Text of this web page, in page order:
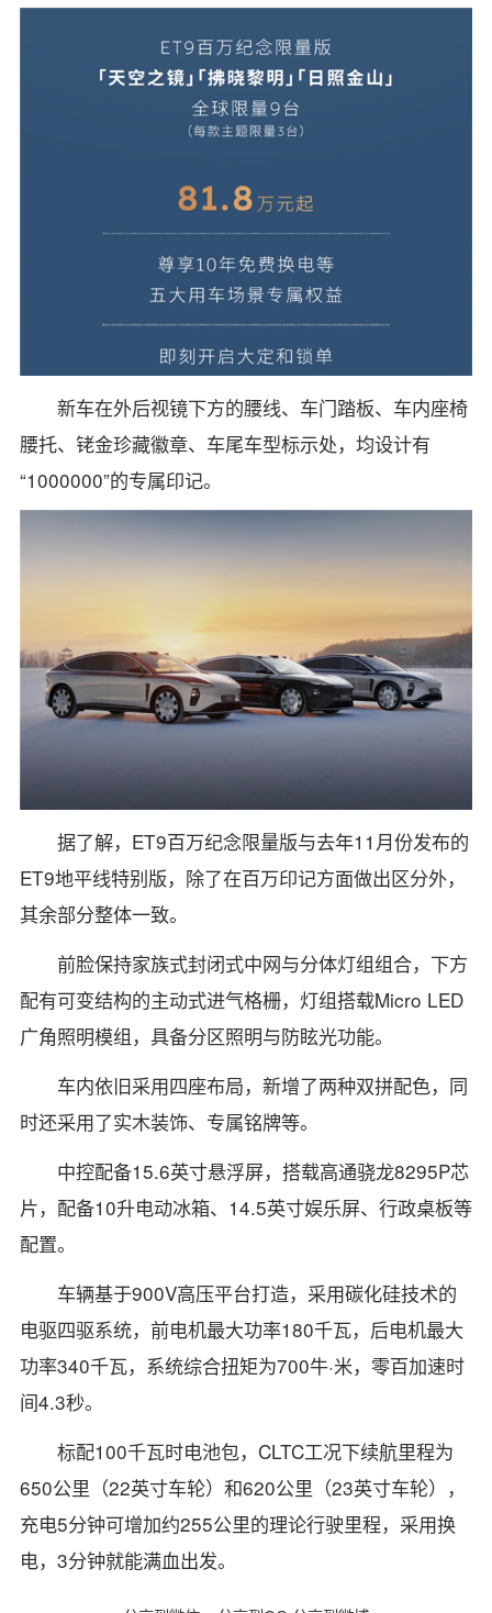
新车在外后视镜下方的腰线、车门踏板、车内座椅
腰托、铑金珍藏徽章、车尾车型标示处，均设计有
“1000000”的专属印记。
据了解，ET9百万纪念限量版与去年11月份发布的
ET9地平线特别版，除了在百万印记方面做出区分外，
其余部分整体一致。
前脸保持家族式封闭式中网与分体灯组组合，下方
配有可变结构的主动式进气格栅，灯组搭载Micro LED
广角照明模组，具备分区照明与防眩光功能。
车内依旧采用四座布局，新增了两种双拼配色，同
时还采用了实木装饰、专属铭牌等。
中控配备15.6英寸悬浮屏，搭载高通骁龙8295P芯
片，配备10升电动冰箱、14.5英寸娱乐屏、行政桌板等
配置。
车辆基于900V高压平台打造，采用碳化硅技术的
电驱四驱系统，前电机最大功率180千瓦，后电机最大
功率340千瓦，系统综合扭矩为700牛·米，零百加速时
间4.3秒。
标配100千瓦时电池包，CLTC工况下续航里程为
650公里（22英寸车轮）和620公里（23英寸车轮），
充电5分钟可增加约255公里的理论行驶里程，采用换
电，3分钟就能满血出发。